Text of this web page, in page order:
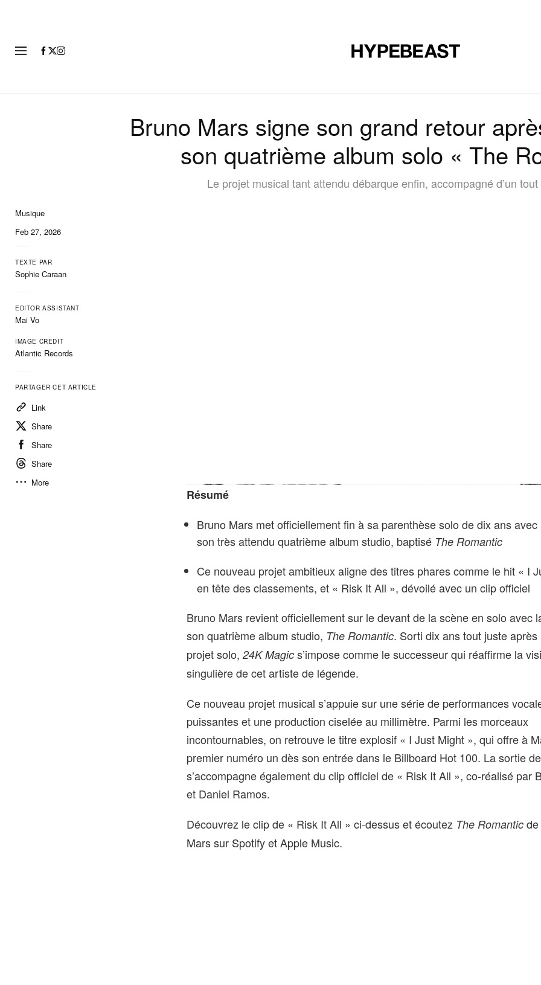
Bruno Mars signe son grand retour
son quatrième album solo « The
Le projet musical tant attendu débarque enfin, accompagné d’un
Musique
Feb 27, 2026
TEXTE PAR
Sophie Caraan
EDITOR ASSISTANT
Mai Vo
IMAGE CREDIT
Atlantic Records
PARTAGER CET ARTICLE
Link
Share
Share
Share
More
Résumé
Bruno Mars met officiellement fin à sa parenthèse solo de dix ans
son très attendu quatrième album studio, baptisé The Romantic
Ce nouveau projet ambitieux aligne des titres phares comme le hit « I
en tête des classements, et « Risk It All », dévoilé avec un clip officiel
Bruno Mars revient officiellement sur le devant de la scène en solo avec
son quatrième album studio, The Romantic. Sorti dix ans tout juste
projet solo,24K Magic s’impose comme le successeur qui réaffirme la
singulière de cet artiste de légende.
Ce nouveau projet musical s’appuie sur une série de performances
puissantes et une production ciselée au millimètre. Parmi les morceaux
incontournables, on retrouve le titre explosif « I Just Might », qui offre à
premier numéro un dès son entrée dans le Billboard Hot 100. La sortie de
s’accompagne également du clip officiel de « Risk It All », co-réalisé par
et Daniel Ramos.
Découvrez le clip de « Risk It All » ci-dessus et écoutez The Romantic
Mars sur Spotify et Apple Music.